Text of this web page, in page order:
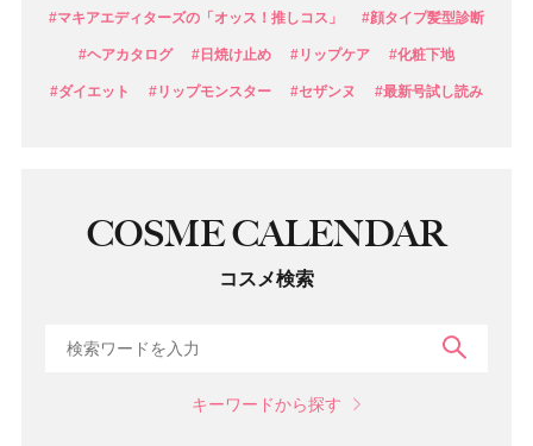
#マキアエディターズの「オッス！推しコス」 #顔タイプ髪型診断
#ヘアカタログ #日焼け止め #リップケア #化粧下地
#ダイエット #リップモンスター #セザンヌ #最新号試し読み
COSME CALENDAR
コスメ検索
キーワードから探す